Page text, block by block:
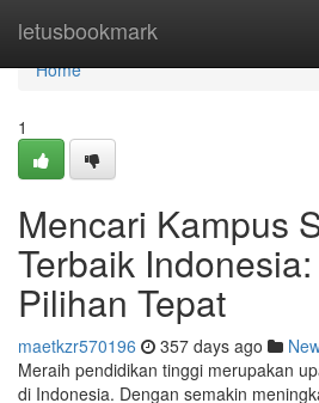
letusbookmark
Home
Home
1
Mencari Kampus
Terbaik
Pilihan Tepat
maetkzr570196 357 days ago
Meraih pendidikan tinggi merupakan
di Indonesia. Dengan semakin